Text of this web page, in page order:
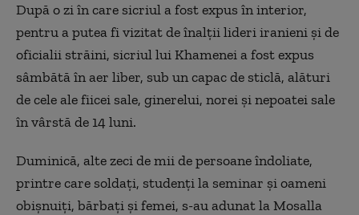
După o zi în care sicriul a fost expus în interior,
pentru a putea fi vizitat de înalţii lideri iranieni şi de
oficialii străini, sicriul lui Khamenei a fost expus
sâmbătă în aer liber, sub un capac de sticlă, alături
de cele ale fiicei sale, ginerelui, norei şi nepoatei sale
în vârstă de 14 luni.
Duminică, alte zeci de mii de persoane îndoliate,
printre care soldaţi, studenţi la seminar şi oameni
obişnuiţi, bărbaţi şi femei, s-au adunat la Mosalla